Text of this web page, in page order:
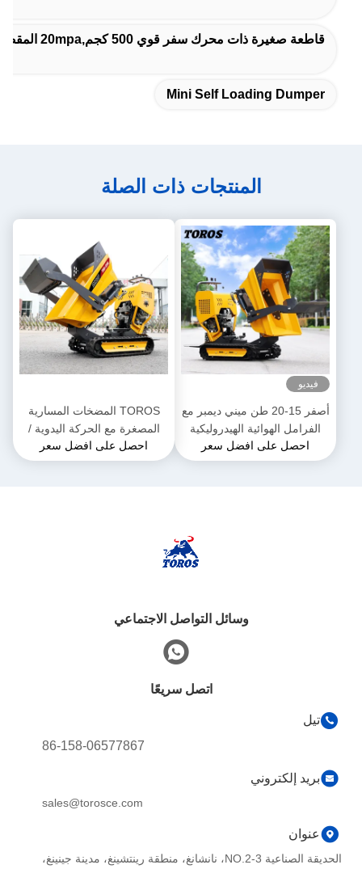
قاطعة صغيرة ذات محرك سفر قوي 500 كجم,20mpa المقصورة المصغرة 500kg,500 كيلوغرام من القمامة الصغيرة
Mini Self Loading Dumper
المنتجات ذات الصلة
فيديو
أصفر 15-20 طن ميني ديمبر مع
الفرامل الهوائية الهيدروليكية
احصل على افضل سعر
TOROS المضخات المسارية
المصغرة مع الحركة اليدوية /
التلقائية
احصل على افضل سعر
وسائل التواصل الاجتماعي
اتصل سريعًا
تيل
86-158-06577867
بريد إلكتروني
sales@torosce.com
عنوان
الحديقة الصناعية NO.2-3، نانشانغ، منطقة رينتشينغ، مدينة جينينغ،